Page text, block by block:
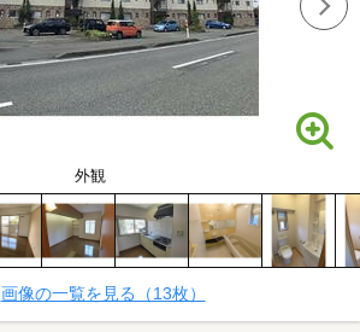
外観
画像の一覧を見る（13枚）